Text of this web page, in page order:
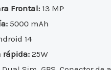
Frontal: 13 MP
5000 mAh
14
rápida: 25W